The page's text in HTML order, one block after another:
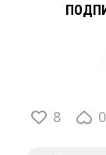
8 0